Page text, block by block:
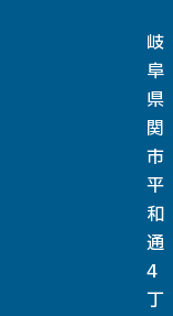
岐
阜
県
関
市
平
和
通
4
丁